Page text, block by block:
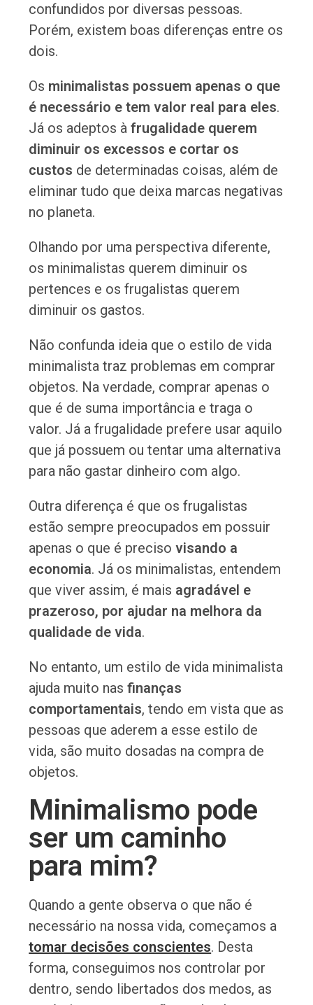
confundidos por diversas pessoas.
Porém, existem boas diferenças entre os
dois.
Os minimalistas possuem apenas o que
é necessário e tem valor real para eles.
Já os adeptos àfrugalidade querem
diminuir os excessos e cortar os
custos de determinadas coisas, além de
eliminar tudo que deixa marcas negativas
no planeta.
Olhando por uma perspectiva diferente,
os minimalistas querem diminuir os
pertences e os frugalistas querem
diminuir os gastos.
Não confunda ideia que o estilo de vida
minimalista traz problemas em comprar
objetos. Na verdade, comprar apenas o
que é de suma importância e traga o
valor. Já a frugalidade prefere usar aquilo
que já possuem ou tentar uma alternativa
para não gastar dinheiro com algo.
Outra diferença é que os frugalistas
estão sempre preocupados em possuir
apenas o que é precisovisando a
economia. Já os minimalistas, entendem
que viver assim, é mais agradável e
prazeroso, por ajudar na melhora da
qualidade de vida.
No entanto, um estilo de vida minimalista
ajuda muito nasfinanças
comportamentais, tendo em vista que as
pessoas que aderem a esse estilo de
vida, são muito dosadas na compra de
objetos.
Minimalismo pode
ser um caminho
para mim?
Quando a gente observa o que não é
necessário na nossa vida, começamos a
tomar decisões conscientes. Desta
forma, conseguimos nos controlar por
dentro, sendo libertados dos medos, as